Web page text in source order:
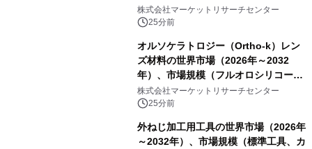
プ）・分析レポートを発表
株式会社マーケットリサーチセンター
25分前
オルソケラトロジー（Ortho-k）レン
ズ材料の世界市場（2026年～2032
年）、市場規模（フルオロシリコーン
アクリレート、シリコーンアクリレー
ト、その他）・分析レポートを発表
株式会社マーケットリサーチセンター
25分前
外ねじ加工用工具の世界市場（2026年
～2032年）、市場規模（標準工具、カ